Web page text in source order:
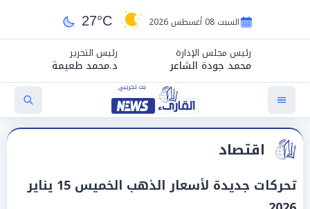
السبت 08 أغسطس 2026 27°C
رئيس مجلس الإدارة
محمد جودة الشاعر
رئيس التحرير
د.محمد طعيمة
اقتصاد
تحركات جديدة لأسعار الذهب الخميس 15 يناير